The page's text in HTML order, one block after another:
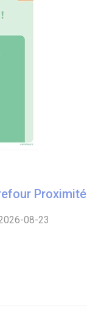
Proximité
08-23